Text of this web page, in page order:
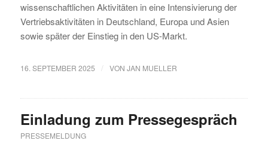
wissenschaftlichen Aktivitäten in eine Intensivierung der
Vertriebsaktivitäten in Deutschland, Europa und Asien
sowie später der Einstieg in den US-Markt.
16. SEPTEMBER 2025 / VON JAN MUELLER
Einladung zum Pressegespräch
PRESSEMELDUNG